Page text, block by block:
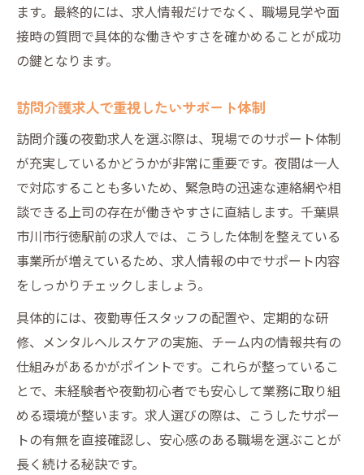
ます。最終的には、求人情報だけでなく、職場見学や面
接時の質問で具体的な働きやすさを確かめることが成功
の鍵となります。
訪問介護求人で重視したいサポート体制
訪問介護の夜勤求人を選ぶ際は、現場でのサポート体制
が充実しているかどうかが非常に重要です。夜間は一人
で対応することも多いため、緊急時の迅速な連絡網や相
談できる上司の存在が働きやすさに直結します。千葉県
市川市行徳駅前の求人では、こうした体制を整えている
事業所が増えているため、求人情報の中でサポート内容
をしっかりチェックしましょう。
具体的には、夜勤専任スタッフの配置や、定期的な研
修、メンタルヘルスケアの実施、チーム内の情報共有の
仕組みがあるかがポイントです。これらが整っているこ
とで、未経験者や夜勤初心者でも安心して業務に取り組
める環境が整います。求人選びの際は、こうしたサポー
トの有無を直接確認し、安心感のある職場を選ぶことが
長く続ける秘訣です。